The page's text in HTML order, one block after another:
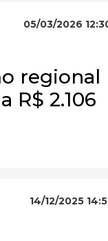
05/03/2026
regional
R$ 2.106
14/12/2025